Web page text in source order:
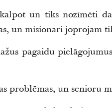
un tiks nozīmēti
un misionāri joprojām
pagaidu
problēmas, un senioru